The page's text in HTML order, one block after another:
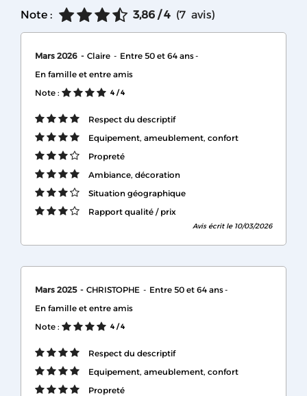
Note : 3,86 / 4 (7 avis)
Mars 2026 Claire
Entre 50 et 64 ans
En famille et entre amis
Note :
4 / 4
Respect du descriptif
Equipement, ameublement, confort
Propreté
Ambiance, décoration
Situation géographique
Rapport qualité / prix
Avis écrit le 10/03/2026
Mars 2025 CHRISTOPHE
Entre 50 et 64 ans
En famille et entre amis
Note :
4 / 4
Respect du descriptif
Equipement, ameublement, confort
Propreté